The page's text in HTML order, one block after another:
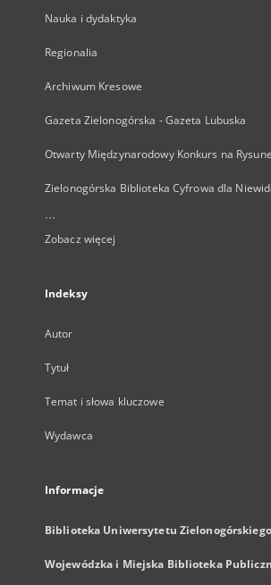
Nauka i dydaktyka
Regionalia
Archiwum Kresowe
Gazeta Zielonogórska - Gazeta Lubuska
Otwarty Międzynarodowy Konkurs na
Zielonogórska Biblioteka Cyfrowa dla
...
Zobacz więcej
Indeksy
Autor
Tytuł
Temat i słowa kluczowe
Wydawca
Informacje
Biblioteka Uniwersytetu Zielonogórskiego
Wojewódzka i Miejska Biblioteka